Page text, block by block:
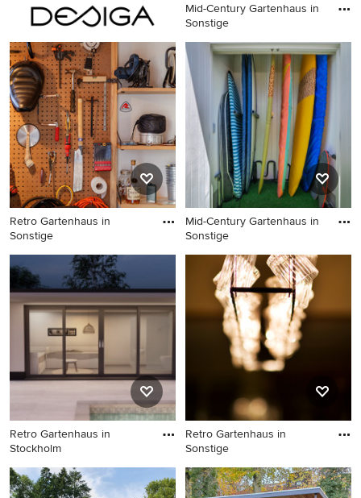
Mid-Century Gartenhaus in
Sonstige
Mid-Century Gartenhaus in
Sonstige
Retro Gartenhaus in
Sonstige
Retro Gartenhaus in Sonstige
Mid-Century Gartenhaus in
Sonstige
Mid-Century Gartenhaus in
Sonstige
Retro Gartenhaus in
Stockholm
Retro Gartenhaus in
Stockholm
Retro Gartenhaus in
Sonstige
Retro Gartenhaus in Sonstige